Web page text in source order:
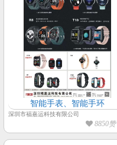
智能手表、智能手环
深圳市福嘉运科技有限公司
8850赞